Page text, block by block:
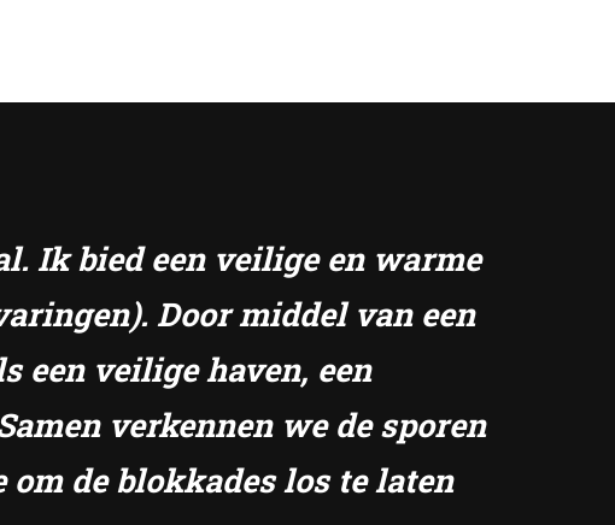
Ik bied een veilige en warme
Door middel van een
een veilige haven, een
verkennen we de sporen
de blokkades los te laten